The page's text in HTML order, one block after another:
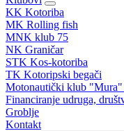
KK Kotoriba
MK Rolling fish
MNK klub 75
NK Graničar
STK Kos-kotoriba
TK Kotoripski begači
Motonautički klub
Financiranje udruga,
Groblje
Kontakt